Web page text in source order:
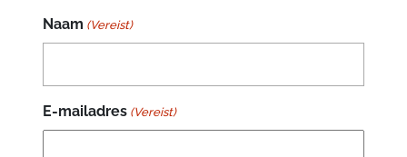
Naam (Vereist)
E-mailadres (Vereist)